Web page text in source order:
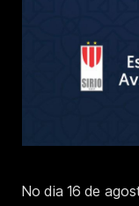
No dia 16 de